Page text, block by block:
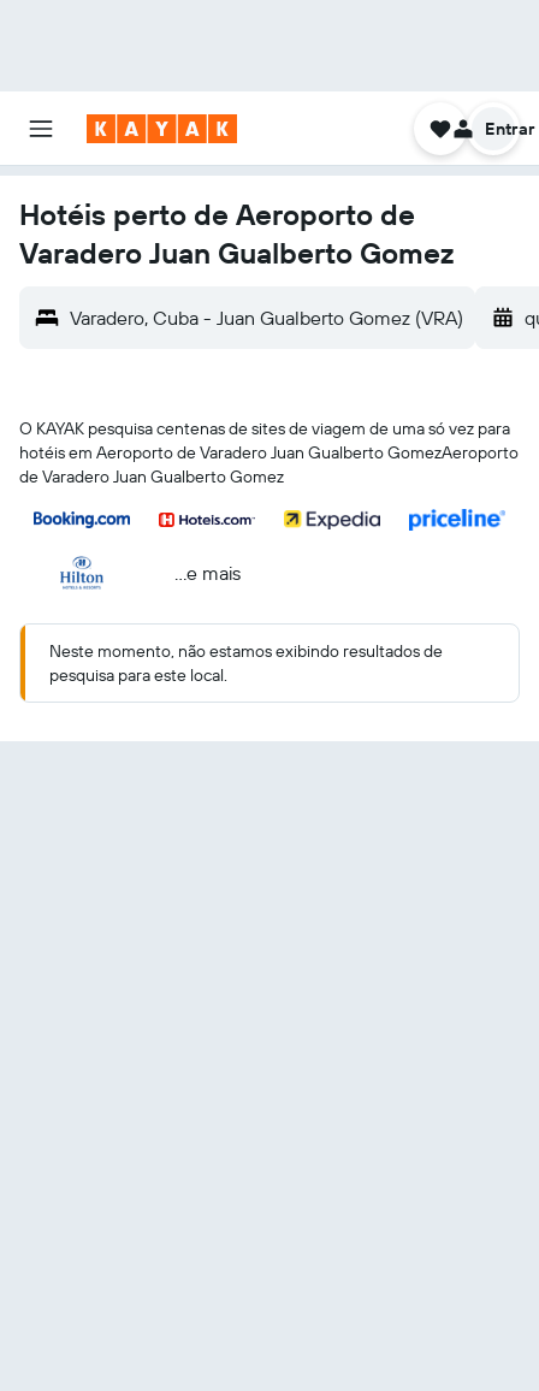
Entrar
Hotéis perto de Aeroporto de
Varadero Juan Gualberto Gomez
Varadero, Cuba - Juan Gualberto Gomez (VRA)
O KAYAK pesquisa centenas de sites de viagem de uma só vez para
hotéis em Aeroporto de Varadero Juan Gualberto GomezAeroporto
de Varadero Juan Gualberto Gomez
...e mais
Neste momento, não estamos exibindo resultados de
pesquisa para este local.